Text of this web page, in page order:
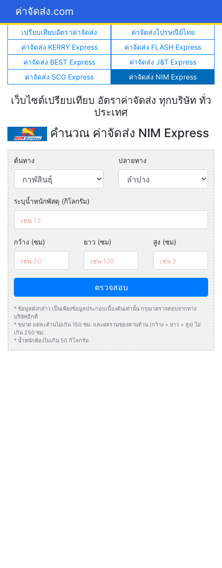
ค่าจัดส่ง.com
เปรียบเทียบอัตราค่าจัดส่ง
ค่าจัดส่งไปรษณีย์ไทย
ค่าจัดส่ง KERRY Express
ค่าจัดส่ง FLASH Express
ค่าจัดส่ง BEST Express
ค่าจัดส่ง J&T Express
ค่าจัดส่ง SCG Express
ค่าจัดส่ง NIM Express
เว็บไซต์เปรียบเทียบ อัตราค่าจัดส่ง ทุกบริษัท ทั่ว
ประเทศ
คำนวณ ค่าจัดส่ง NIM Express
ต้นทาง ปลายทาง
ระบุน้ำหนักพัสดุ (กิโลกรัม)
กว้าง (ซม) ยาว (ซม) สูง (ซม)
ตรวจสอบ
* ข้อมูลดังกล่าว เป็นเพียงข้อมูลประกอบเบื้องต้นเท่านั้น กรุณาตรวจสอบจากทาง
บริษัทอีกที
* ขนาด แต่ละด้านไม่เกิน 150 ซม. และผลรวมของสามด้าน (กว้าง + ยาว + สูง) ไม่
เกิน 250 ซม.
* น้ำหนักต้องไมเกิน 50 กิโลกรัม